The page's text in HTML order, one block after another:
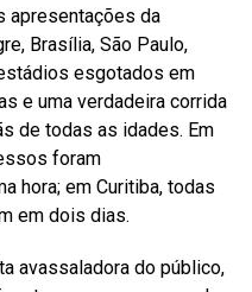
apresentações da
Brasília, São Paulo,
esgotados em
e uma verdadeira corrida
de todas as idades. Em
foram
hora; em Curitiba, todas
em dois dias.
avassaladora do público,